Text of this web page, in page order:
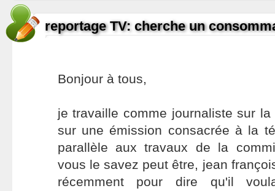
reportage TV: cherche un
Bonjour à tous,
je travaille comme journaliste sur
sur une émission consacrée à la
parallèle aux travaux de la
vous le savez peut être, jean
récemment pour dire qu'il